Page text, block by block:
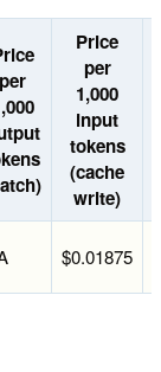
per
Price
per
1,000
input
tokens
(cache
write)
$0.01875